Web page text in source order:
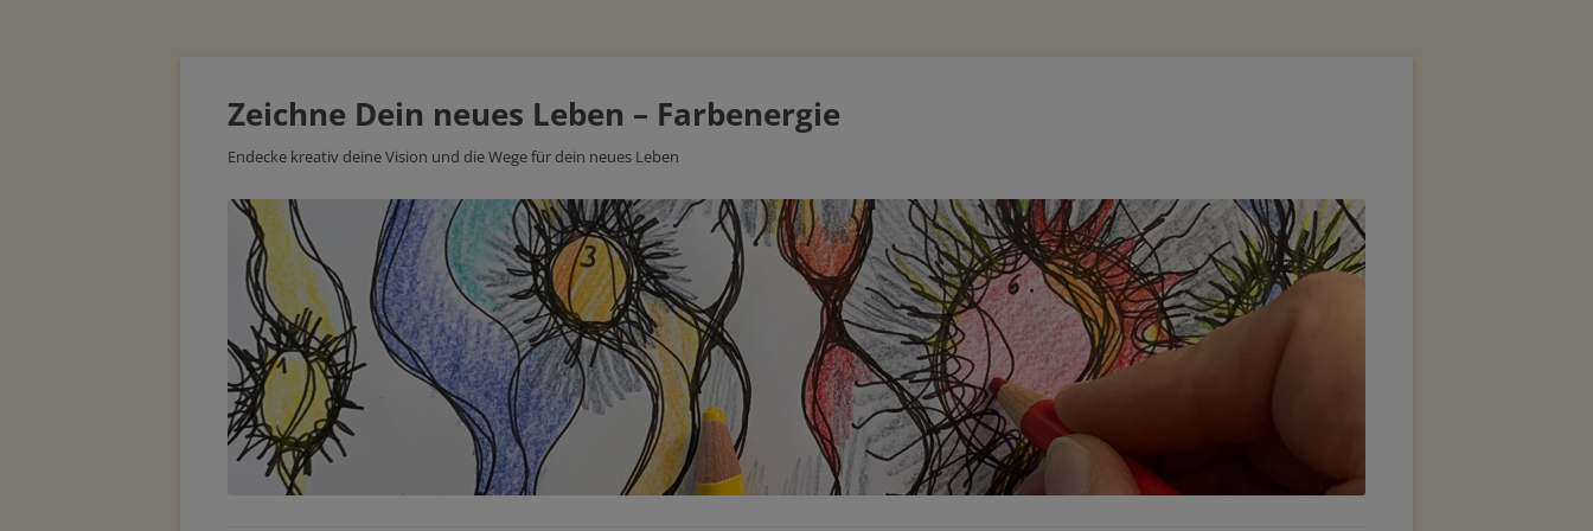
Zeichne Dein neues Leben – Farbenergie
Endecke kreativ deine Vision und die Wege für dein neues Leben